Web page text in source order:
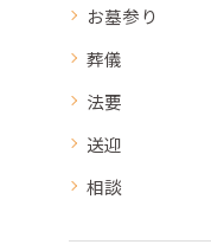
お墓参り
葬儀
法要
送迎
相談